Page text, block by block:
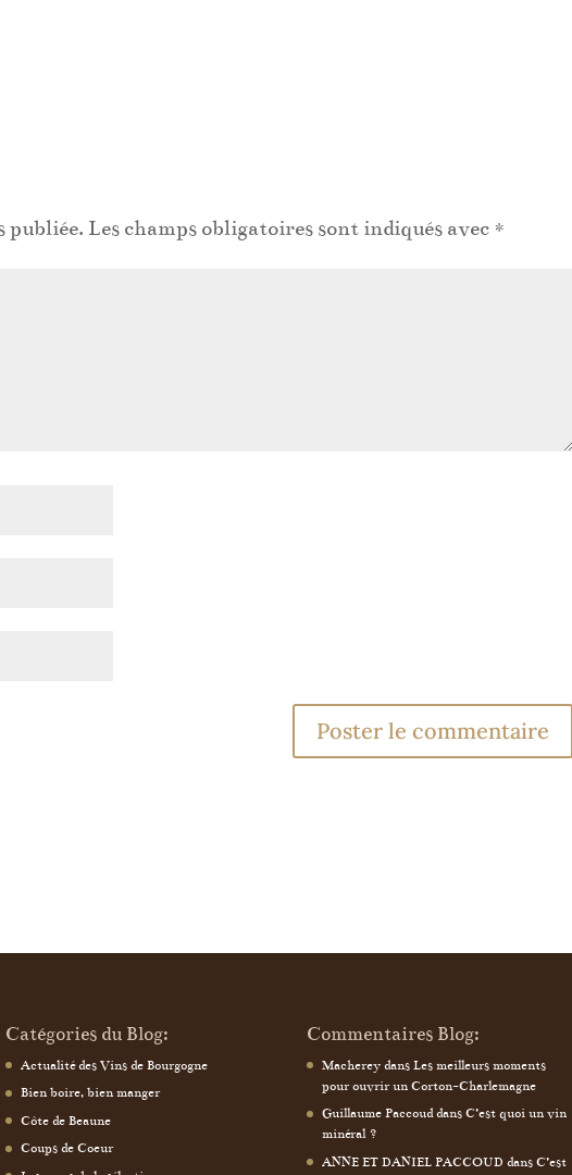
publiée. Les champs obligatoires sont indiqués avec *
Catégories du Blog:
Actualité des Vins de Bourgogne
Bien boire, bien manger
Côte de Beaune
Coups de Coeur
Commentaires Blog:
Macherey dansLes meilleurs moments
pour ouvrir un Corton-Charlemagne
Guillaume PaccouddansC’est quoi un vin
minéral ?
ANNE ET DANIEL PACCOUD dansC’est